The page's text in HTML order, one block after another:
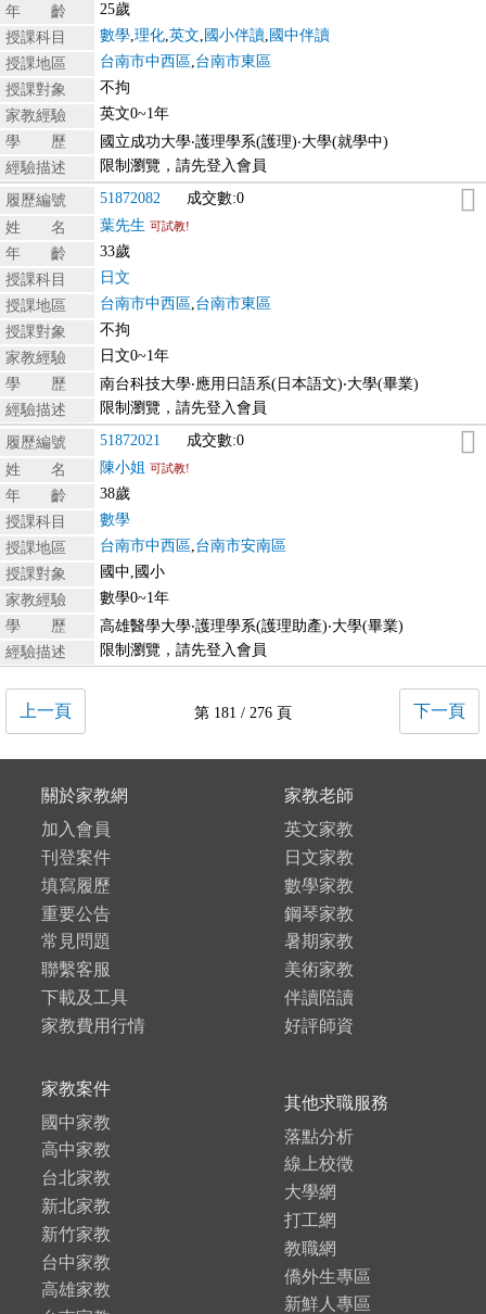
年 齡
25歲
授課科目
數學,理化,英文, 國小伴讀, 國中伴讀
授課地區
台南市中西區,台南市東區
授課對象
不拘
家教經驗
英文0~1年
學 歷
國立成功大學‧護理學系(護理)‧大學(就學中)
經驗描述
限制瀏覽，請先登入會員
履歷編號 51872082
成交數:0
姓 名
葉先生 可試教!
年 齡
33歲
授課科目
日文
授課地區
台南市中西區,台南市東區
授課對象
不拘
家教經驗
日文0~1年
學 歷
南台科技大學‧應用日語系(日本語文)‧大學(畢業)
經驗描述
限制瀏覽，請先登入會員
履歷編號 51872021
成交數:0
姓 名
陳小姐 可試教!
年 齡
38歲
授課科目
數學
授課地區
台南市中西區,台南市安南區
授課對象
國中,國小
家教經驗
數學0~1年
學 歷
高雄醫學大學‧護理學系(護理助產)‧大學(畢業)
經驗描述
限制瀏覽，請先登入會員
上一頁 第 181 / 276 頁 下一頁
關於家教網
加入會員
刊登案件
填寫履歷
重要公告
常見問題
聯繫客服
下載及工具
家教費用行情
家教老師
英文家教
日文家教
數學家教
鋼琴家教
暑期家教
美術家教
伴讀陪讀
好評師資
家教案件
國中家教
高中家教
台北家教
新北家教
新竹家教
台中家教
高雄家教
其他求職服務
落點分析
線上校徵
大學網
打工網
教職網
僑外生專區
新鮮人專區